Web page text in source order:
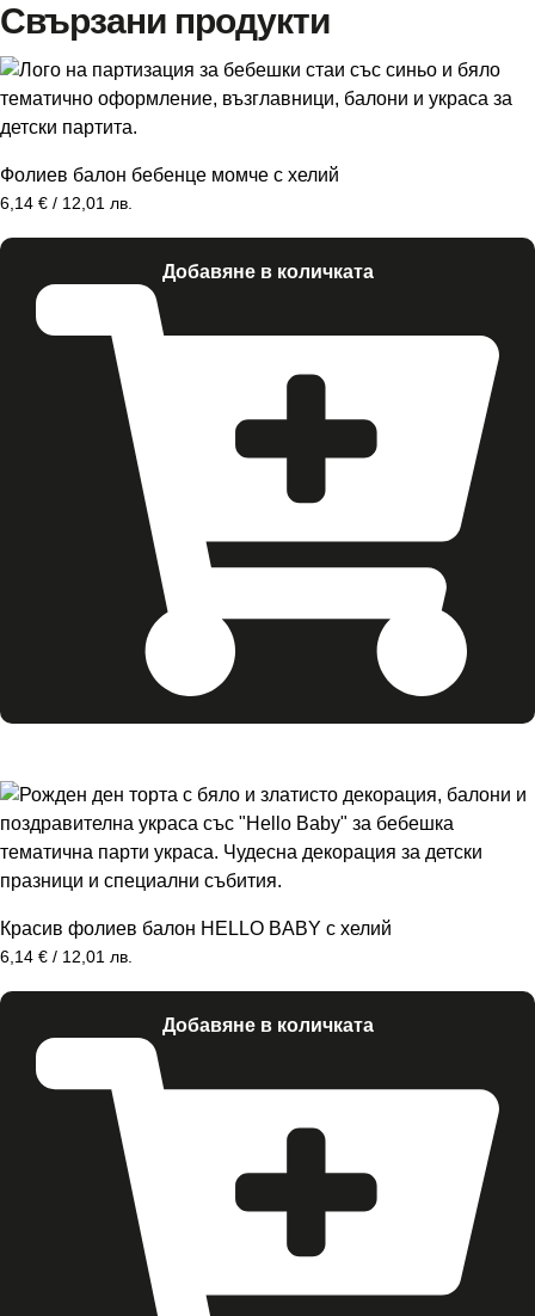
Свързани продукти
Фолиев балон бебенце момче с хелий
6,14 € / 12,01 лв.
Добавяне в количката
Красив фолиев балон HELLO BABY с хелий
6,14 € / 12,01 лв.
Добавяне в количката